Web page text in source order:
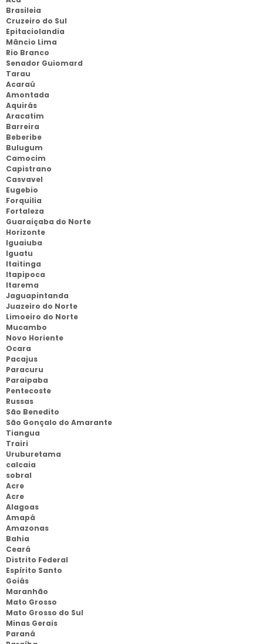
Brasileia
Cruzeiro do Sul
Epitaciolandia
Mâncio Lima
Rio Branco
Senador Guiomard
Tarau
Acaraú
Amontada
Aquirás
Aracatim
Barreira
Beberibe
Bulugum
Camocim
Capistrano
Casvavel
Eugebio
Forquilia
Fortaleza
Guaraiçaba do Norte
Horizonte
Iguaiuba
Iguatu
Itaitinga
Itapipoca
Itarema
Jaguapintanda
Juazeiro do Norte
Limoeiro do Norte
Mucambo
Novo Horiente
Ocara
Pacajus
Paracuru
Paraipaba
Pentecoste
Russas
São Benedito
São Gonçalo do Amarante
Tiangua
Trairi
Uruburetama
calcaia
sobral
Acre
Acre
Alagoas
Amapá
Amazonas
Bahia
Ceará
Distrito Federal
Espírito Santo
Goiás
Maranhão
Mato Grosso
Mato Grosso do Sul
Minas Gerais
Paraná